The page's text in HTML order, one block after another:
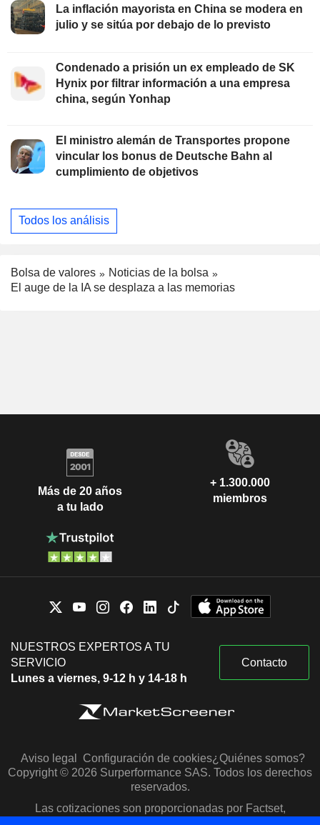
La inflación mayorista en China se modera en
julio y se sitúa por debajo de lo previsto
Condenado a prisión un ex empleado de SK
Hynix por filtrar información a una empresa
china, según Yonhap
El ministro alemán de Transportes propone
vincular los bonus de Deutsche Bahn al
cumplimiento de objetivos
Todos los análisis
Bolsa de valores
Noticias de la bolsa
El auge de la IA se desplaza a las memorias
Más de 20 años
a tu lado
+ 1.300.000
miembros
NUESTROS EXPERTOS A TU
SERVICIO
Lunes a viernes, 9-12 h y 14-18 h
Contacto
Aviso legal Configuración de cookies¿Quiénes somos?
Copyright © 2026 Surperformance SAS. Todos los derechos
reservados.
Las cotizaciones son proporcionadas por Factset,